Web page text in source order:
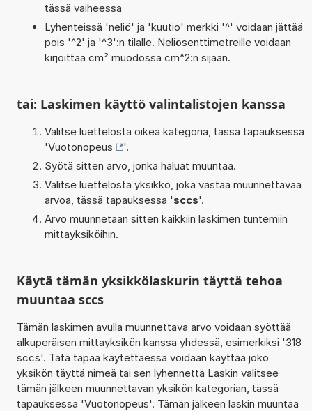
tässä vaiheessa
Lyhenteissä 'neliö' ja 'kuutio' merkki '^' voidaan jättää
pois '^2' ja '^3':n tilalle. Neliösenttimetreille voidaan
kirjoittaa cm² muodossa cm^2:n sijaan.
tai: Laskimen käyttö valintalistojen kanssa
Valitse luettelosta oikea kategoria, tässä tapauksessa
'Vuotonopeus
'.
Syötä sitten arvo, jonka haluat muuntaa.
Valitse luettelosta yksikkö, joka vastaa muunnettavaa
arvoa, tässä tapauksessa 'sccs'.
Arvo muunnetaan sitten kaikkiin laskimen tuntemiin
mittayksiköihin.
Käytä tämän yksikkölaskurin täyttä tehoa
muuntaa sccs
Tämän laskimen avulla muunnettava arvo voidaan syöttää
alkuperäisen mittayksikön kanssa yhdessä, esimerkiksi '318
sccs'. Tätä tapaa käytettäessä voidaan käyttää joko
yksikön täyttä nimeä tai sen lyhennettä Laskin valitsee
tämän jälkeen muunnettavan yksikön kategorian, tässä
tapauksessa 'Vuotonopeus'. Tämän jälkeen laskin muuntaa